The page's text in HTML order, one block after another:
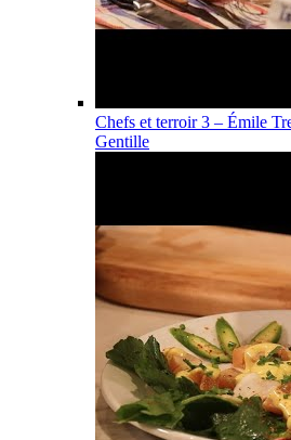
Chefs et terroir 3 – Émile
Gentille